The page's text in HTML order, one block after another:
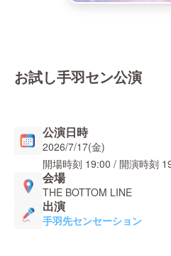
お試し手羽セン公演
公演日時
2026/7/17(金)
開場時刻 19:00 / 開演時刻
会場
THE BOTTOM LINE
出演
手羽先センセーション